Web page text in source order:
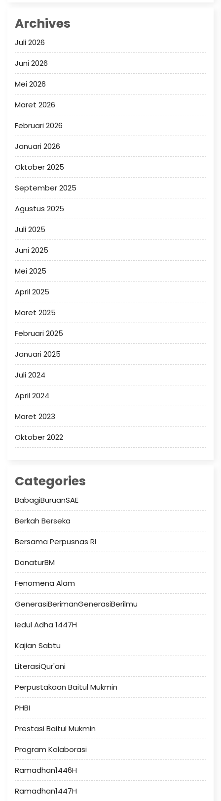
Archives
Juli 2026
Juni 2026
Mei 2026
Maret 2026
Februari 2026
Januari 2026
Oktober 2025
September 2025
Agustus 2025
Juli 2025
Juni 2025
Mei 2025
April 2025
Maret 2025
Februari 2025
Januari 2025
Juli 2024
April 2024
Maret 2023
Oktober 2022
Categories
BabagiBuruanSAE
Berkah Berseka
Bersama Perpusnas RI
DonaturBM
Fenomena Alam
GenerasiBerimanGenerasiBerilmu
Iedul Adha 1447H
Kajian Sabtu
LiterasiQur'ani
Perpustakaan Baitul Mukmin
PHBI
Prestasi Baitul Mukmin
Program Kolaborasi
Ramadhan1446H
Ramadhan1447H